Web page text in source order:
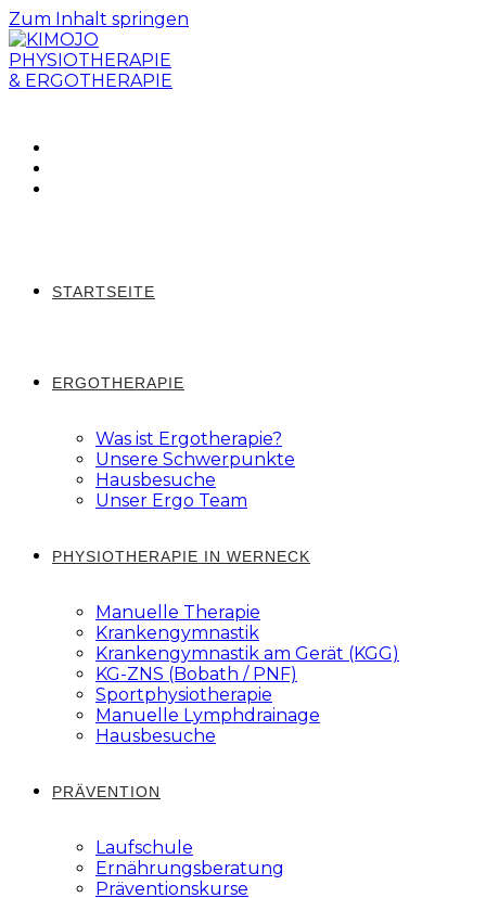
Zum Inhalt springen
STARTSEITE
ERGOTHERAPIE
Was ist Ergotherapie?
Unsere Schwerpunkte
Hausbesuche
Unser Ergo Team
PHYSIOTHERAPIE IN WERNECK
Manuelle Therapie
Krankengymnastik
Krankengymnastik am Gerät (KGG)
KG-ZNS (Bobath / PNF)
Sportphysiotherapie
Manuelle Lymphdrainage
Hausbesuche
PRÄVENTION
Laufschule
Ernährungsberatung
Präventionskurse